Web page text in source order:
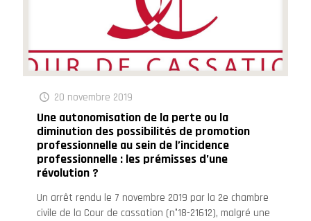
20 novembre 2019
Une autonomisation de la perte ou la
diminution des possibilités de promotion
professionnelle au sein de l’incidence
professionnelle : les prémisses d’une
révolution ?
Un arrêt rendu le 7 novembre 2019 par la 2e chambre
civile de la Cour de cassation (n°18-21612), malgré une